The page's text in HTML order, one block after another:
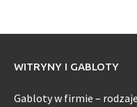
WITRYNY I GABLOTY
Gabloty w firmie –